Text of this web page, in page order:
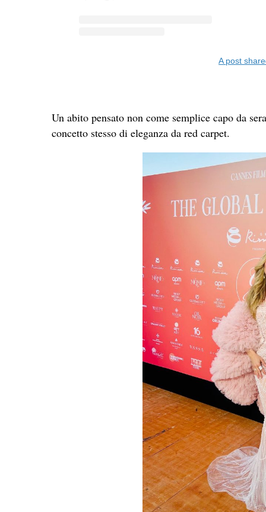
A post
Un abito pensato non come semplice capo da
concetto stesso di eleganza da red carpet.